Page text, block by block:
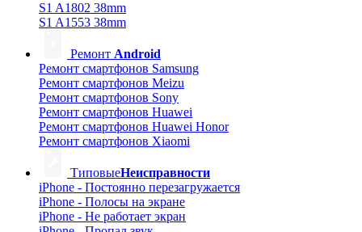
S1 A1802 38mm
S1 A1553 38mm
Ремонт Android
Ремонт смартфонов Samsung
Ремонт смартфонов Meizu
Ремонт смартфонов Sony
Ремонт смартфонов Huawei
Ремонт смартфонов Huawei Honor
Ремонт смартфонов Xiaomi
ТиповыеНеисправности
iPhone - Постоянно перезагружается
iPhone - Полосы на экране
iPhone - Не работает экран